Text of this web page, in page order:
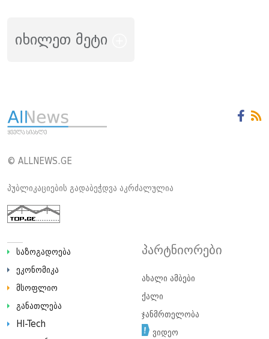
იხილეთ მეტი
© ALLNEWS.GE
პუბლიკაციების გადაბეჭდვა აკრძალულია
საზოგადოება
ეკონომიკა
მსოფლიო
განათლება
HI-Tech
პარტნიორები
ახალი ამბები
ქალი
ჯანმრთელობა
ვიდეო